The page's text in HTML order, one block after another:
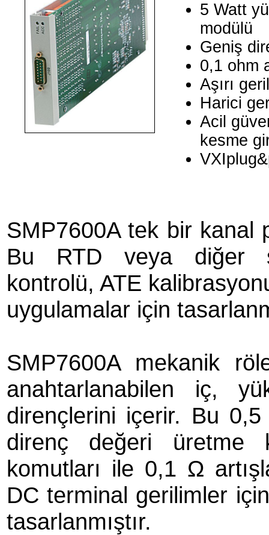
5 Watt
modülü
Geniş
0,1 ohm
Aşırı
Harici
Acil
kesme
SMP7600A tek bir kanal
Bu RTD veya diğer
kontrolü, ATE
uygulamalar için
SMP7600A mekanik
anahtarlanabilen iç,
dirençlerini içerir. Bu
direnç değeri üretme
komutları ile 0,1 Ω
DC terminal gerilimler
tasarlanmıştır.